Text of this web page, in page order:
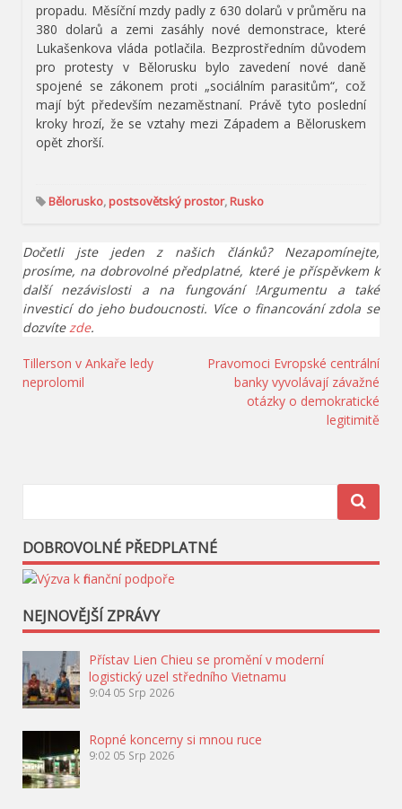
propadu. Měsíční mzdy padly z 630 dolarů v průměru na
380 dolarů a zemi zasáhly nové demonstrace, které
Lukašenkova vláda potlačila. Bezprostředním důvodem
pro protesty v Bělorusku bylo zavedení nové daně
spojené se zákonem proti „sociálním parasitům“, což
mají být především nezaměstnaní. Právě tyto poslední
kroky hrozí, že se vztahy mezi Západem a Běloruskem
opět zhorší.
Bělorusko,postsovětský prostor,Rusko
Dočetli jste jeden z našich článků? Nezapomínejte,
prosíme, na dobrovolné předplatné, které je příspěvkem k
další nezávislosti a na fungování !Argumentu a také
investicí do jeho budoucnosti. Více o financování zdola se
dozvítezde.
Navigace
pro
Tillerson v Ankaře ledy
neprolomil
Pravomoci Evropské centrální
banky vyvolávají závažné
otázky o demokratické
legitimitě
DOBROVOLNÉ PŘEDPLATNÉ
NEJNOVĚJŠÍ ZPRÁVY
Přístav Lien Chieu se promění v moderní
logistický uzel středního Vietnamu
9:04 05 Srp 2026
Ropné koncerny si mnou ruce
9:02 05 Srp 2026